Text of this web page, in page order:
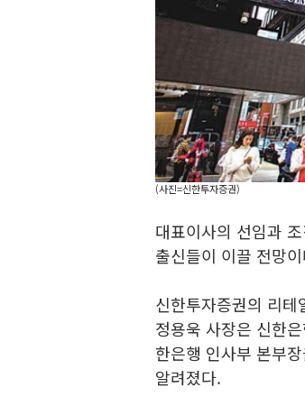
(사진=신한투자증권)
대표이사의 선임과
출신들이 이끌 전망
신한투자증권의 리테
정용욱 사장은 신한
한은행 인사부 본부
알려졌다.